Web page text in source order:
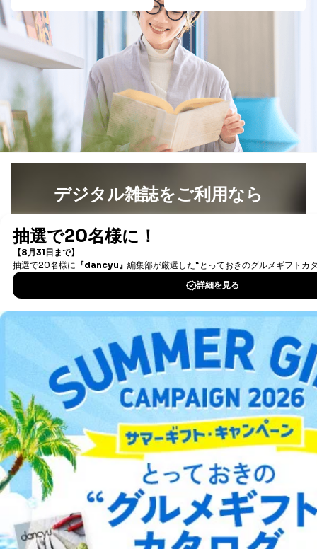
等をご利用の方の
ル等による商品、
サービス、キャンペーン等の広告
に関するご案内のため
7
SNS公式アカウン
トに登録された方
の個人情報
当社のサービス利用状況の把握お
よびその分析のため
お問い合わせ対応、トラブル対
処、オペレーター教育など応対品
質向上のため
その他当社のプライバシーポリシ
ー等にて公表する利用目的達成の
ため
開示等のご請求に対応させていただきます。
なお、6、7については、パートナー（提携企業）様又は
各SNS運営会社様にご請求いただきますようお願い致し
ます。
３．個人情報の第三者提供について
当社は、取得した個人情報を適切に管理し､あらかじめ
本人の同意を得ることなく第三者に提供することはあり
人の生命､身体または財産の保護のために必要がある
場合であって、本人の同意を得ることが困難であると
き。
公衆衛生の向上または児童の健全な育成の推進のため
に特に必要がある場合であって、本人の同意を得るこ
とが困難である場合。
国の機関もしくは地方公共団体またはその委託を受け
た者が法令の定める事務を遂行することに対して協力
する必要がある場合であって、本人の同意を得ること
により当該事務の遂行に支障を及ぼすおそれがあると
上記２．の利用目的を実施するために守秘義務を結ん
だ企業に、業務の一部として個人情報の取扱いを委
託・提供する場合、その業務に必要な範囲で委託・提
供先企業に個人情報を開示することがあります。
委託・提供先企業は具体的には以下のような企業です
デジタル雑誌をご利用なら
書籍）が無料で読み放題！
DOWNLOAD FOR IOS
DOWNLOAD FOR ANDROID
ご利用方法はこちら
総合案内
アフィリエイト 採用情報
プレスリリース お問い合わせ
利用規約プライバシーポリシー 特定商取引法に基づく表示
出版社の皆様へ
投資家の皆様へサイトマップ